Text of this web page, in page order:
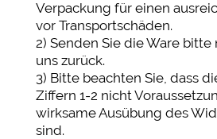
Verpackung für einen
vor Transportschäden.
2) Senden Sie die Ware
uns zurück.
3) Bitte beachten Sie, dass
Ziffern 1-2 nicht
wirksame Ausübung des
sind.